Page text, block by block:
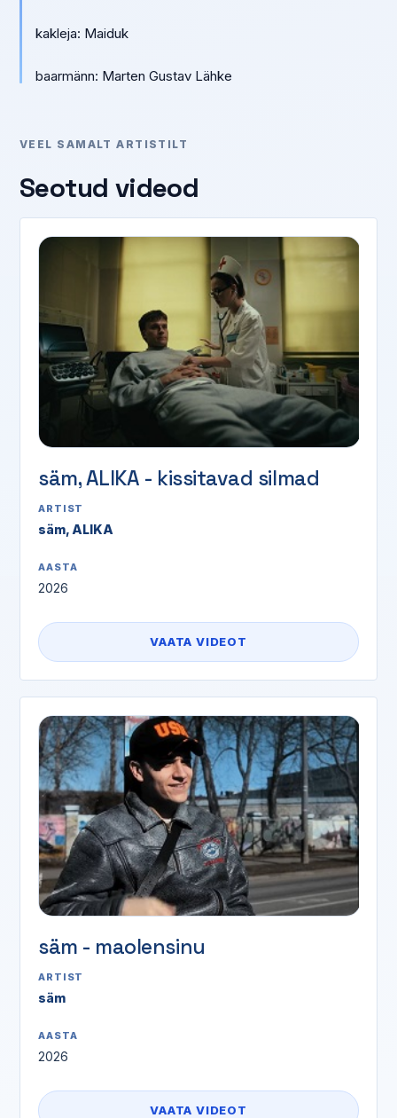
kakleja: Maiduk
baarmänn: Marten Gustav Lähke
VEEL SAMALT ARTISTILT
Seotud videod
säm, ALIKA - kissitavad silmad
ARTIST
säm, ALIKA
AASTA
2026
VAATA VIDEOT
säm - maolensinu
ARTIST
säm
AASTA
2026
VAATA VIDEOT